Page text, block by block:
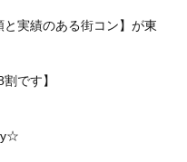
実績のある街コン】が東
です】